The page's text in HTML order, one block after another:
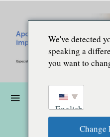
We've detected
speaking a
you want to
English
Change